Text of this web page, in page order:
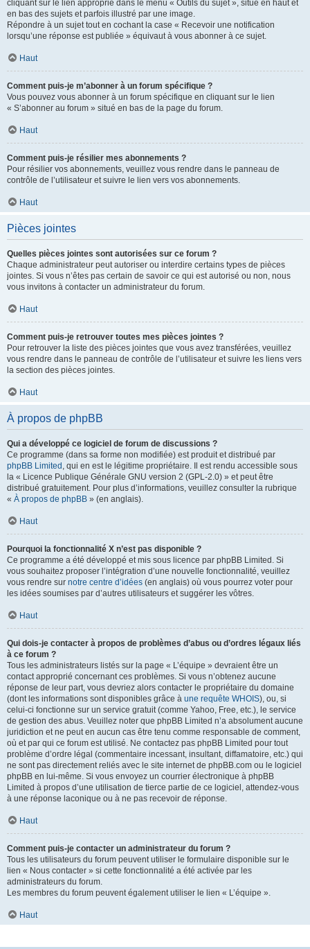
cliquant sur le lien approprié dans le menu « Outils du sujet », situé en haut et
en bas des sujets et parfois illustré par une image.
Répondre à un sujet tout en cochant la case « Recevoir une notification
lorsqu’une réponse est publiée » équivaut à vous abonner à ce sujet.
Haut
Comment puis-je m’abonner à un forum spécifique ?
Vous pouvez vous abonner à un forum spécifique en cliquant sur le lien
« S’abonner au forum » situé en bas de la page du forum.
Haut
Comment puis-je résilier mes abonnements ?
Pour résilier vos abonnements, veuillez vous rendre dans le panneau de
contrôle de l’utilisateur et suivre le lien vers vos abonnements.
Haut
Pièces jointes
Quelles pièces jointes sont autorisées sur ce forum ?
Chaque administrateur peut autoriser ou interdire certains types de pièces
jointes. Si vous n’êtes pas certain de savoir ce qui est autorisé ou non, nous
vous invitons à contacter un administrateur du forum.
Haut
Comment puis-je retrouver toutes mes pièces jointes ?
Pour retrouver la liste des pièces jointes que vous avez transférées, veuillez
vous rendre dans le panneau de contrôle de l’utilisateur et suivre les liens vers
la section des pièces jointes.
Haut
À propos de phpBB
Qui a développé ce logiciel de forum de discussions ?
Ce programme (dans sa forme non modifiée) est produit et distribué par
phpBB Limited , qui en est le légitime propriétaire. Il est rendu accessible sous
la « Licence Publique Générale GNU version 2 (GPL-2.0) » et peut être
distribué gratuitement. Pour plus d’informations, veuillez consulter la rubrique
« À propos de phpBB » (en anglais).
Haut
Pourquoi la fonctionnalité X n’est pas disponible ?
Ce programme a été développé et mis sous licence par phpBB Limited. Si
vous souhaitez proposer l’intégration d’une nouvelle fonctionnalité, veuillez
vous rendre sur notre centre d’idées (en anglais) où vous pourrez voter pour
les idées soumises par d’autres utilisateurs et suggérer les vôtres.
Haut
Qui dois-je contacter à propos de problèmes d’abus ou d’ordres légaux liés
à ce forum ?
Tous les administrateurs listés sur la page « L’équipe » devraient être un
contact approprié concernant ces problèmes. Si vous n’obtenez aucune
réponse de leur part, vous devriez alors contacter le propriétaire du domaine
(dont les informations sont disponibles grâce à une requête WHOIS), ou, si
celui-ci fonctionne sur un service gratuit (comme Yahoo, Free, etc.), le service
de gestion des abus. Veuillez noter que phpBB Limited n’a absolument aucune
juridiction et ne peut en aucun cas être tenu comme responsable de comment,
où et par qui ce forum est utilisé. Ne contactez pas phpBB Limited pour tout
problème d’ordre légal (commentaire incessant, insultant, diffamatoire, etc.) qui
ne sont pas directement reliés avec le site internet de phpBB.com ou le logiciel
phpBB en lui-même. Si vous envoyez un courrier électronique à phpBB
Limited à propos d’une utilisation de tierce partie de ce logiciel, attendez-vous
à une réponse laconique ou à ne pas recevoir de réponse.
Haut
Comment puis-je contacter un administrateur du forum ?
Tous les utilisateurs du forum peuvent utiliser le formulaire disponible sur le
lien « Nous contacter » si cette fonctionnalité a été activée par les
administrateurs du forum.
Les membres du forum peuvent également utiliser le lien « L’équipe ».
Haut